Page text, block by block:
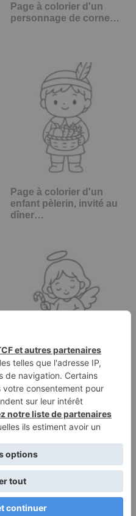
Page à colorier d'un
personnage de corne…
Page à colorier d'un
enfant pèlerin, invité au
dîner…
Page à colorier d'un
ange, assistant de
vacances…